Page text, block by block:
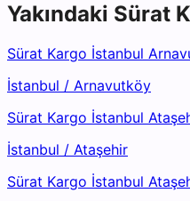
Yakındaki Sürat
Sürat Kargo İstanbul
İstanbul / Arnavutköy
Sürat Kargo İstanbul
İstanbul / Ataşehir
Sürat Kargo İstanbul